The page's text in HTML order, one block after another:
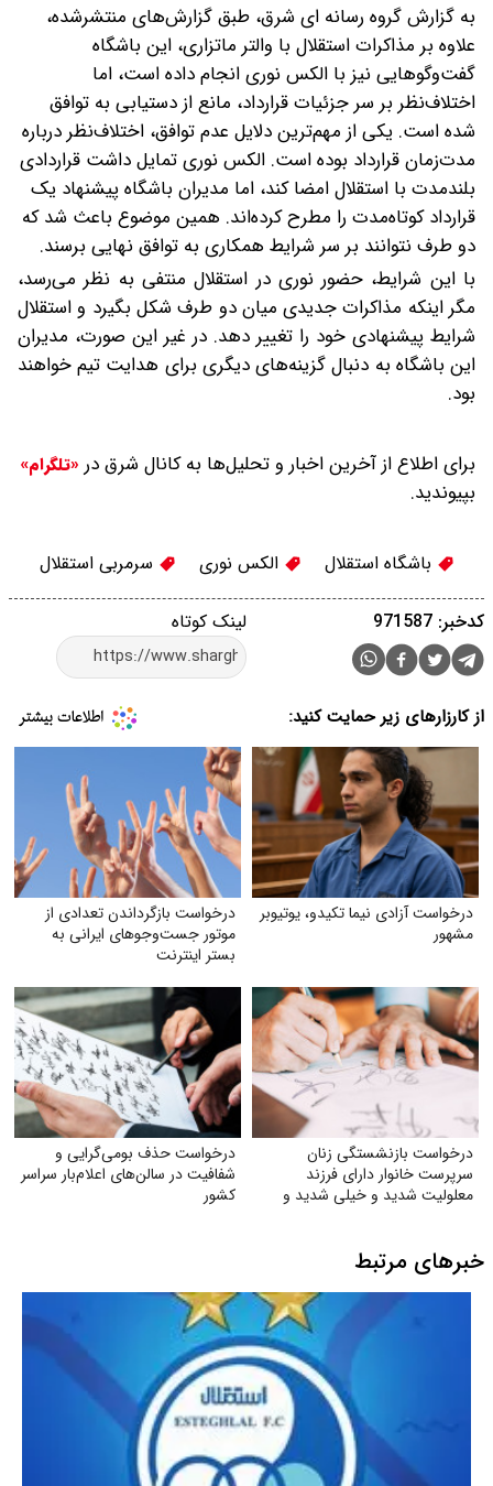
به گزارش گروه رسانه ای شرق، طبق گزارش‌های منتشرشده،
علاوه بر مذاکرات استقلال با والتر ماتزاری، این باشگاه
گفت‌وگوهایی نیز با الکس نوری انجام داده است، اما
اختلاف‌نظر بر سر جزئیات قرارداد، مانع از دستیابی به توافق
شده است. یکی از مهم‌ترین دلایل عدم توافق، اختلاف‌نظر درباره
مدت‌زمان قرارداد بوده است. الکس نوری تمایل داشت قراردادی
بلندمدت با استقلال امضا کند، اما مدیران باشگاه پیشنهاد یک
قرارداد کوتاه‌مدت را مطرح کرده‌اند. همین موضوع باعث شد که
دو طرف نتوانند بر سر شرایط همکاری به توافق نهایی برسند.
با این شرایط، حضور نوری در استقلال منتفی به نظر می‌رسد،
مگر اینکه مذاکرات جدیدی میان دو طرف شکل بگیرد و استقلال
شرایط پیشنهادی خود را تغییر دهد. در غیر این صورت، مدیران
این باشگاه به دنبال گزینه‌های دیگری برای هدایت تیم خواهند
بود.
برای اطلاع از آخرین اخبار و تحلیل‌ها به کانال شرق در «تلگرام»
بپیوندید.
باشگاه استقلال الکس نوری سرمربی استقلال
لینک کوتاه کدخبر: 971587
از کارزارهای زیر حمایت کنید:
درخواست آزادی نیما تکیدو، یوتیوبر
مشهور
درخواست بازگرداندن تعدادی از
موتور جست‌وجوهای ایرانی به
بستر اینترنت
درخواست بازنشستگی زنان
سرپرست خانوار دارای فرزند
معلولیت شدید و خیلی شدید و
درخواست حذف بومی‌گرایی و
شفافیت در سالن‌های اعلام‌بار سراسر
کشور
خبرهای مرتبط